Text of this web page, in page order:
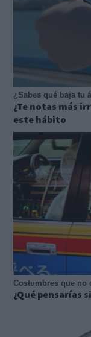
¿Sabes qué baja tu
¿Te notas más
este hábito
Costumbres que no
¿Qué pensarías